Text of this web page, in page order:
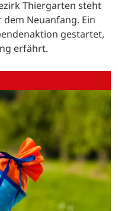
Thiergarten steht
Neuanfang. Ein
gestartet,
erfährt.